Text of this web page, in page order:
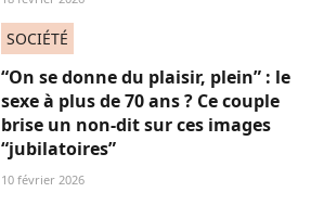
SOCIÉTÉ
“On se donne du plaisir, plein” : le
sexe à plus de 70 ans ? Ce couple
brise un non-dit sur ces images
“jubilatoires”
10 février 2026